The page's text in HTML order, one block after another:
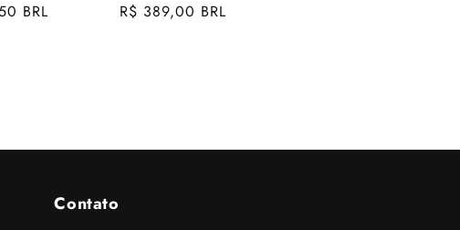
BRL
Preço
R$ 389,00 BRL
Contato